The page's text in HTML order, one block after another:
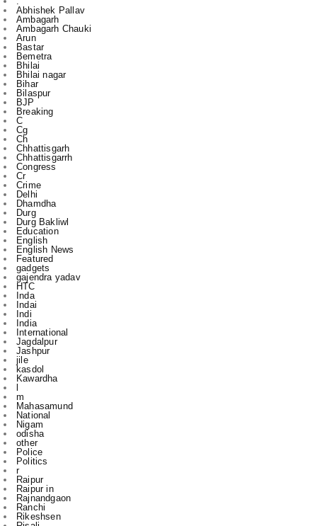
Bastar
Bemetra
Bhilai
Bhilai nagar
Bihar
Bilaspur
BJP
Breaking
C
Cg
Ch
Chhattisgarh
Chhattisgarrh
Congress
Cr
Crime
Delhi
Dhamdha
Durg
Durg Bakliwl
Education
English
English News
Featured
gadgets
gajendra yadav
HTC
Inda
Indai
Indi
India
International
Jagdalpur
Jashpur
jile
kasdol
Kawardha
l
m
Mahasamund
National
Nigam
odisha
other
Police
Politics
r
Raipur
Raipur in
Rajnandgaon
Ranchi
Rikeshsen
Risali
Rojgaar
Santosh Rai
Sports
State